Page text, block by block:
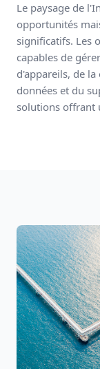
Le paysage de
opportunités
significatifs. Les
capables de
d'appareils, de
données et du
solutions offrant